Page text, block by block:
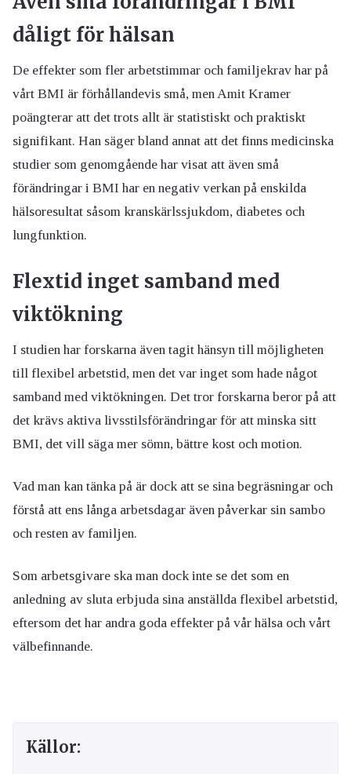
dåligt för hälsan
De effekter som fler arbetstimmar och familjekrav har på
vårt BMI är förhållandevis små, men Amit Kramer
poängterar att det trots allt är statistiskt och praktiskt
signifikant. Han säger bland annat att det finns medicinska
studier som genomgående har visat att även små
förändringar i BMI har en negativ verkan på enskilda
hälsoresultat såsom kranskärlssjukdom, diabetes och
lungfunktion.
Flextid inget samband med
viktökning
I studien har forskarna även tagit hänsyn till möjligheten
till flexibel arbetstid, men det var inget som hade något
samband med viktökningen. Det tror forskarna beror på att
det krävs aktiva livsstilsförändringar för att minska sitt
BMI, det vill säga mer sömn, bättre kost och motion.
Vad man kan tänka på är dock att se sina begräsningar och
förstå att ens långa arbetsdagar även påverkar sin sambo
och resten av familjen.
Som arbetsgivare ska man dock inte se det som en
anledning av sluta erbjuda sina anställda flexibel arbetstid,
eftersom det har andra goda effekter på vår hälsa och vårt
välbefinnande.
Källor: